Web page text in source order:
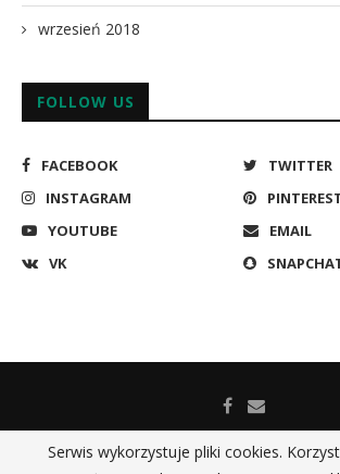
wrzesień 2018
FOLLOW US
FACEBOOK
TWITTER
INSTAGRAM
YOUTUBE
EMAIL
VK
Serwis wykorzystuje pliki cookies.